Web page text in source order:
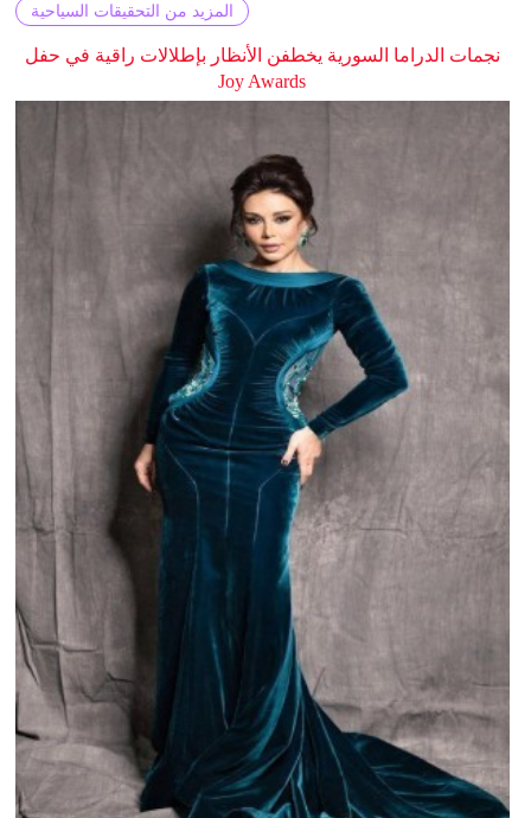
المزيد من التحقيقات السياحية
نجمات الدراما السورية يخطفن الأنظار بإطلالات راقية في حفل
Joy Awards